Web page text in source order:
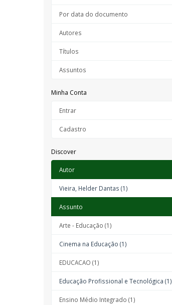
Por data do documento
Autores
Títulos
Assuntos
Minha Conta
Entrar
Cadastro
Discover
Autor
Vieira, Helder Dantas (1)
Assunto
Arte - Educação (1)
Cinema na Educação (1)
EDUCACAO (1)
Educação Profissional e Tecnológica (1)
Ensino Médio Integrado (1)